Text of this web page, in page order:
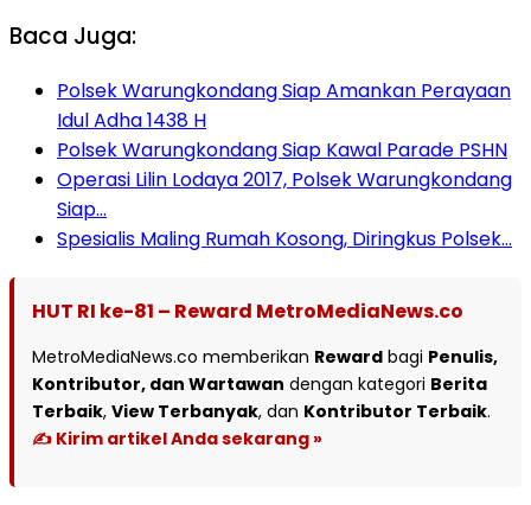
Baca Juga:
Polsek Warungkondang Siap Amankan Perayaan
Idul Adha 1438 H
Polsek Warungkondang Siap Kawal Parade PSHN
Operasi Lilin Lodaya 2017, Polsek Warungkondang
Siap…
Spesialis Maling Rumah Kosong, Diringkus Polsek…
HUT RI ke-81 – Reward MetroMediaNews.co
MetroMediaNews.co memberikan Reward bagi Penulis,
Kontributor, dan Wartawan dengan kategori Berita
Terbaik, View Terbanyak, dan Kontributor Terbaik.
✍️ Kirim artikel Anda sekarang »